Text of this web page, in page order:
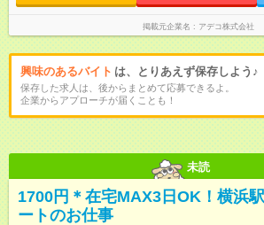
掲載元企業名 アデコ株式会社
興味のあるバイト は、とりあえず保存しよう♪
保存した求人は、後からまとめて応募できるよ。
企業からアプローチが届くことも！
未読
1700円＊在宅MAX3日OK！横浜
ートのお仕事